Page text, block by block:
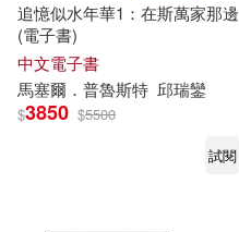
追憶似水年華1：在斯萬家那邊
(電子書)
中文電子書
馬塞爾 ． 普魯斯特 邱瑞鑾
$3850 $5500
試閱